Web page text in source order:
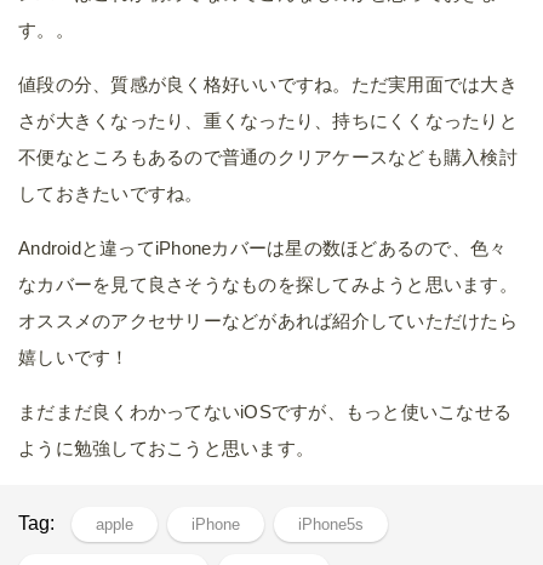
す。。
値段の分、質感が良く格好いいですね。ただ実用面では大き
さが大きくなったり、重くなったり、持ちにくくなったりと
不便なところもあるので普通のクリアケースなども購入検討
しておきたいですね。
Androidと違ってiPhoneカバーは星の数ほどあるので、色々
なカバーを見て良さそうなものを探してみようと思います。
オススメのアクセサリーなどがあれば紹介していただけたら
嬉しいです！
まだまだ良くわかってないiOSですが、もっと使いこなせる
ように勉強しておこうと思います。
Tag: apple iPhone iPhone5s